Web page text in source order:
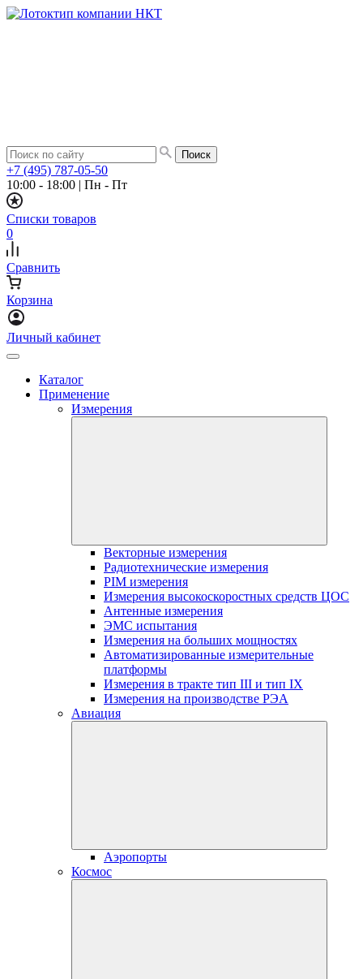
+7 (495) 787-05-50
10:00 - 18:00 | Пн - Пт
Списки товаров
0
Сравнить
Корзина
Личный кабинет
Каталог
Применение
Измерения
Векторные измерения
Радиотехнические измерения
PIM измерения
Измерения высокоскоростных средств ЦОС
Антенные измерения
ЭМС испытания
Измерения на больших мощностях
Автоматизированные измерительные
платформы
Измерения в тракте тип III и тип IX
Измерения на производстве РЭА
Авиация
Аэропорты
Космос